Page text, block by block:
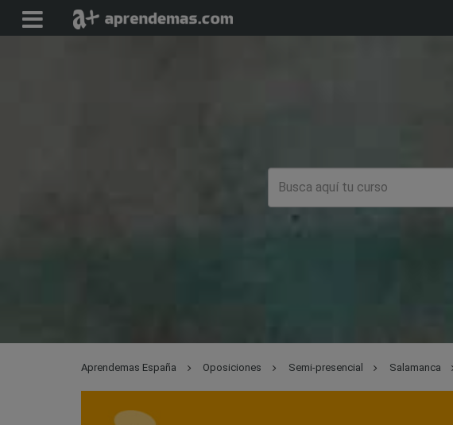
Aprendemas España Oposiciones Semi-presencial Salamanca